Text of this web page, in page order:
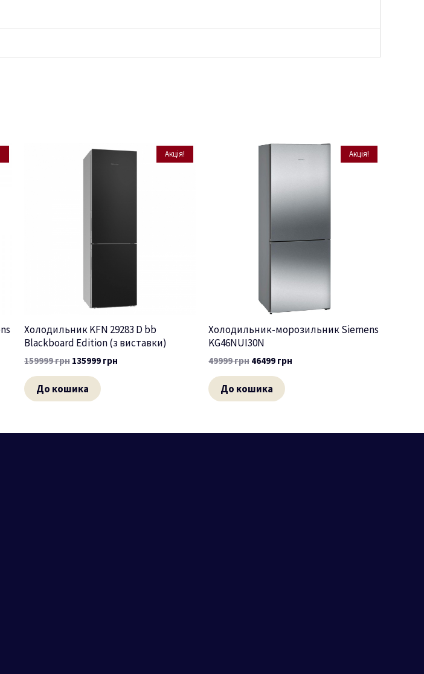
Акція!
Холодильник KFN 29283 D bb
Blackboard Edition (з виставки)
159999грн 135999 грн
До кошика
Акція!
Холодильник-морозильник Siemens
KG46NUI30N
49999грн 46499 грн
До кошика